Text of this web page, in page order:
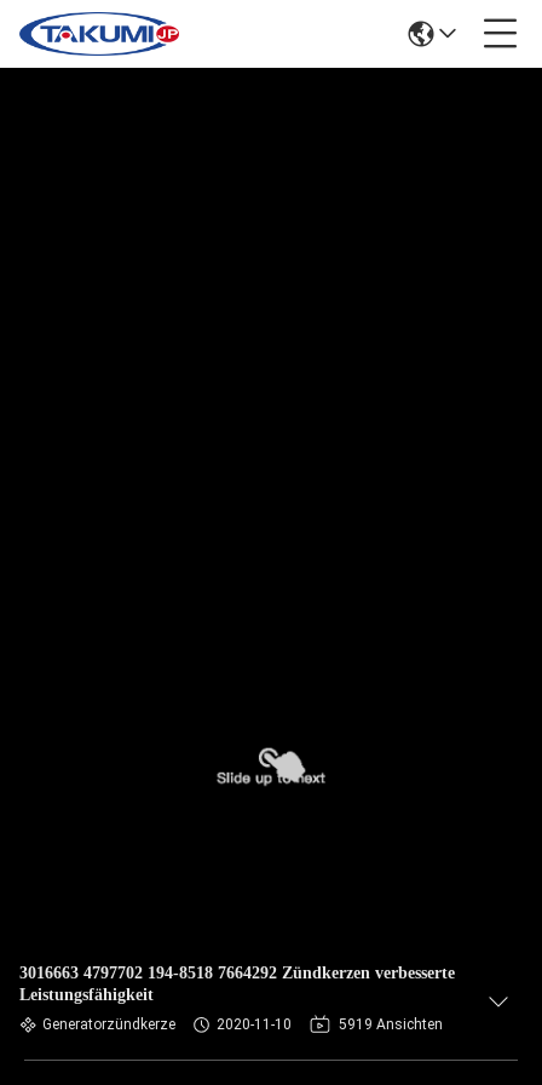
3016663 4797702 194-8518 7664292 Zündkerzen verbesserte
Leistungsfähigkeit
Generatorzündkerze 2020-11-10 5919 Ansichten